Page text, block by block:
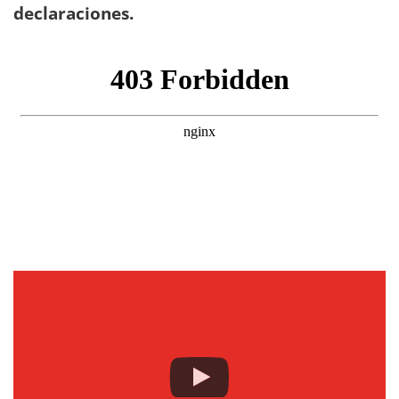
declaraciones.